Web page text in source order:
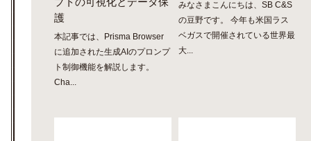
護
本記事では、Prisma Browser
に追加された生成AIのプロンプ
ト制御機能を解説します。
Cha...
みなさまこんにちは、SB C&S
の豆野です。 今年も米国ラス
ベガスで開催されている世界最
大...